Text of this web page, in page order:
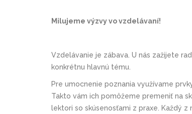
Milujeme výzvy vo vzdelávaní!
Vzdelávanie je zábava. U nás zažijete
konkrétnu hlavnú tému.
Pre umocnenie poznania využívame
Takto vám ich pomôžeme premeniť na
lektori so skúsenosťami z praxe. Každý